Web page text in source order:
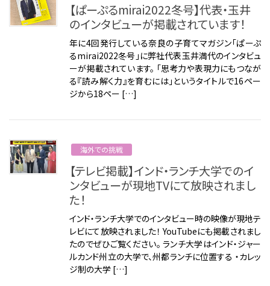
【ぱーぷるmirai2022冬号】代表・玉井
のインタビューが掲載されています！
年に4回発行している奈良の子育てマガジン「ぱーぷ
るmirai2022冬号」に弊社代表玉井満代のインタビュ
ーが掲載されています。 「思考力や表現力にもつなが
る『読み解く力』を育むには」というタイトルで16ペー
ジから18ペー […]
海外での挑戦
【テレビ掲載】インド・ランチ大学でのイ
ンタビューが現地TVにて放映されまし
た！
インド・ランチ大学でのインタビュー時の映像が現地テ
レビにて放映されました！ YouTubeにも掲載されまし
たのでぜひご覧ください。 ランチ大学はインド・ジャー
ルカンド州立の大学で、州都ランチに位置する ・カレッ
ジ制の大学 […]